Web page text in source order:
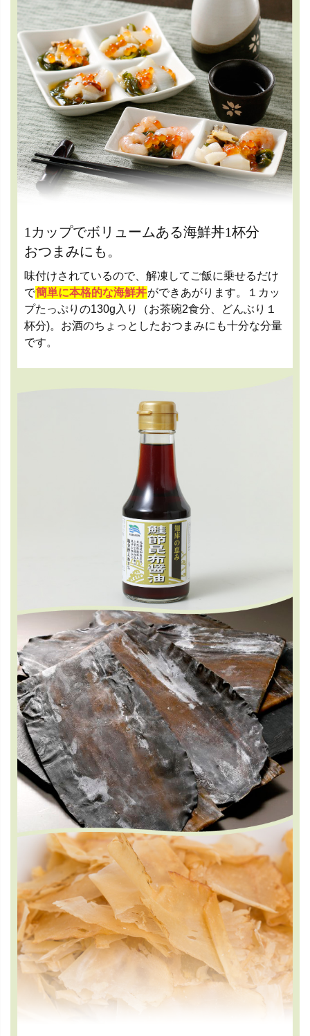
1カップでボリュームある海鮮丼1杯分
おつまみにも。
味付けされているので、解凍してご飯に乗せるだけ
で簡単に本格的な海鮮丼ができあがります。１カッ
プたっぷりの130g入り（お茶碗2食分、どんぶり１
杯分)。お酒のちょっとしたおつまみにも十分な分量
です。